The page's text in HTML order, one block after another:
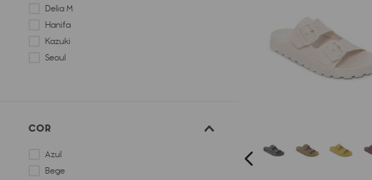
Delia M
Hanifa
Kazuki
Seoul
COR
Azul
Bege